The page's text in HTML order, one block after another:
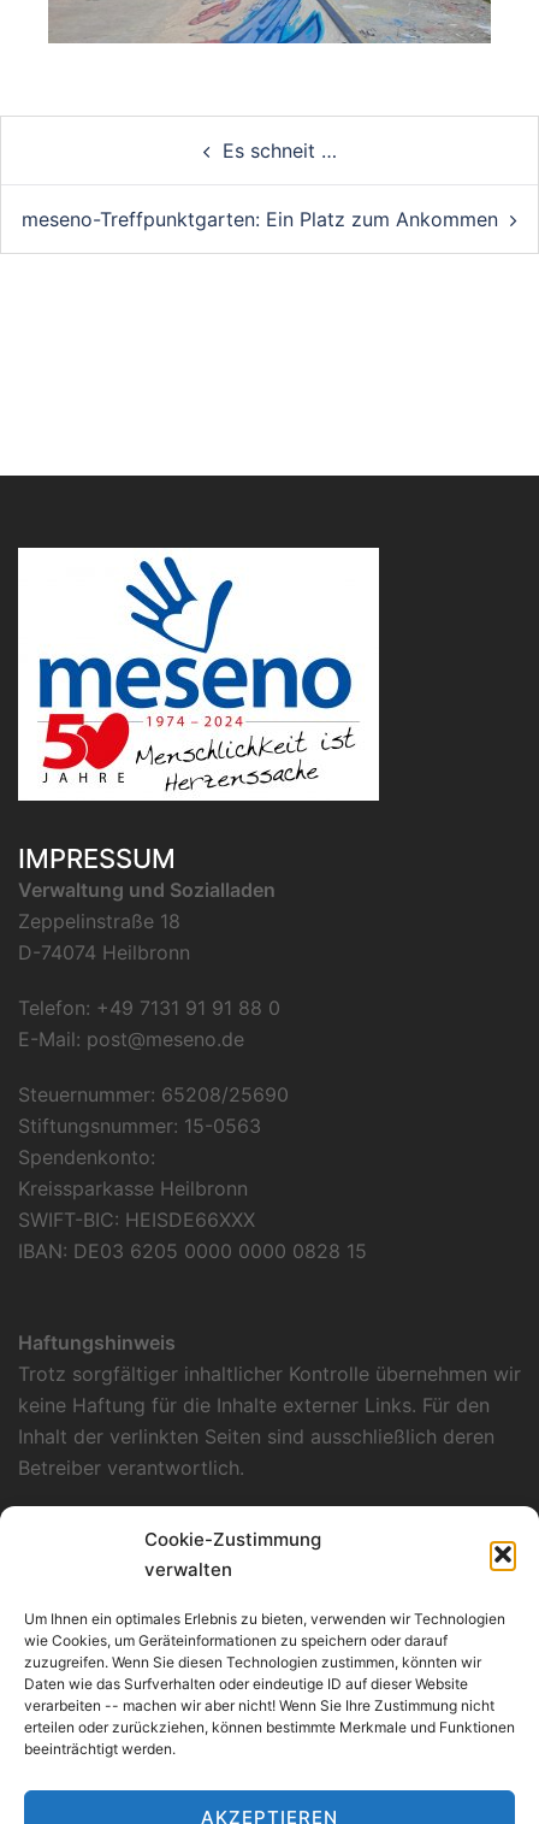
Cookie-Zustimmung
verwalten
Um Ihnen ein optimales Erlebnis zu bieten, verwenden wir Technologien
wie Cookies, um Geräteinformationen zu speichern oder darauf
zuzugreifen. Wenn Sie diesen Technologien zustimmen, könnten wir
Daten wie das Surfverhalten oder eindeutige ID auf dieser Website
verarbeiten -- machen wir aber nicht! Wenn Sie Ihre Zustimmung nicht
erteilen oder zurückziehen, können bestimmte Merkmale und Funktionen
beeinträchtigt werden.
AKZEPTIEREN
Es schneit …
meseno-Treffpunktgarten: Ein Platz zum Ankommen
IMPRESSUM
Verwaltung und Sozialladen
Zeppelinstraße 18
D-74074 Heilbronn
Telefon: +49 7131 91 91 88 0
E-Mail: post@meseno.de
Steuernummer: 65208/25690
Stiftungsnummer: 15-0563
Spendenkonto:
Kreissparkasse Heilbronn
SWIFT-BIC: HEISDE66XXX
IBAN: DE03 6205 0000 0000 0828 15
Haftungshinweis
Trotz sorgfältiger inhaltlicher Kontrolle übernehmen wir
keine Haftung für die Inhalte externer Links. Für den
Inhalt der verlinkten Seiten sind ausschließlich deren
Betreiber verantwortlich.
Unsere Datenschutzerklärung finden Sie
Verantwortlich für Konzept, Layout und
Programmierung
Kümmerle Consulting
Werderstraße 135/1
D-74074 Heilbronn